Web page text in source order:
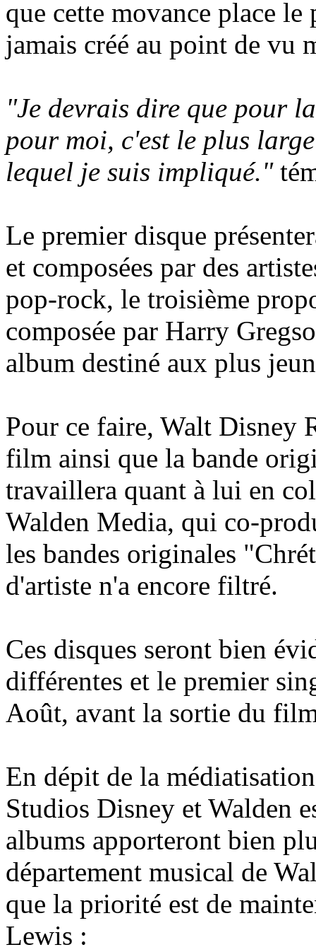
que cette movance place
jamais créé au point de vu
"Je devrais dire que pour
pour moi, c'est le plus
lequel je suis impliqué."
Le premier disque
et composées par des
pop-rock, le troisième
composée par Harry
album destiné aux plus
Pour ce faire, Walt Disney
film ainsi que la bande
travaillera quant à lui en
Walden Media, qui co-
les bandes originales
d'artiste n'a encore filtré.
Ces disques seront bien
différentes et le premier
Août, avant la sortie du
En dépit de la
Studios Disney et Walden
albums apporteront bien
département musical de
que la priorité est de
Lewis :